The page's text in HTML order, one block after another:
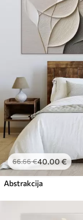
66.66€40.00€
Abstrakcija